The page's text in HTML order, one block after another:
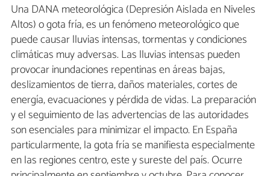
Una DANA meteorológica (Depresión Aislada en Niveles
Altos) o gota fría, es un fenómeno meteorológico que
puede causar lluvias intensas, tormentas y condiciones
climáticas muy adversas. Las lluvias intensas pueden
provocar inundaciones repentinas en áreas bajas,
deslizamientos de tierra, daños materiales, cortes de
energía, evacuaciones y pérdida de vidas. La preparación
y el seguimiento de las advertencias de las autoridades
son esenciales para minimizar el impacto. En España
particularmente, la gota fría se manifiesta especialmente
en las regiones centro, este y sureste del país. Ocurre